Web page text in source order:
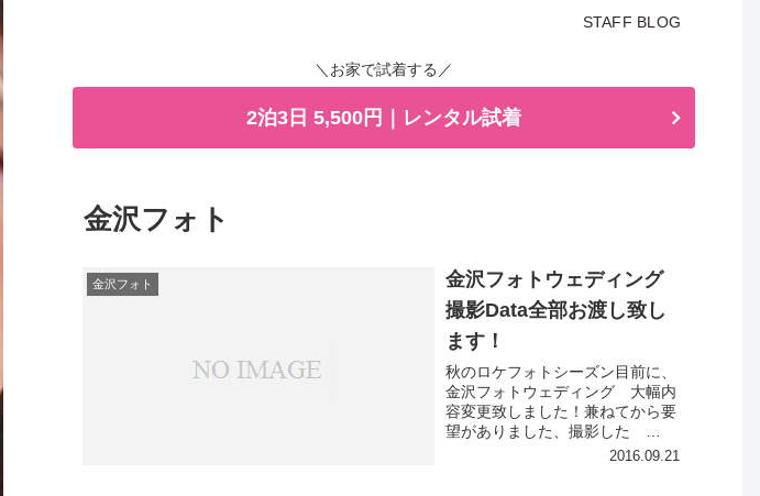
STAFF BLOG
＼お家で試着する／
2泊3日 5,500円｜レンタル試着
金沢フォト
金沢フォト
金沢フォトウェディング
撮影Data全部お渡し致し
ます！
秋のロケフォトシーズン目前に、
金沢フォトウェディング 大幅内
容変更致しました！兼ねてから要
望がありました、撮影した
PhotoData 全部DVD-Rに入れて
2016.09.21